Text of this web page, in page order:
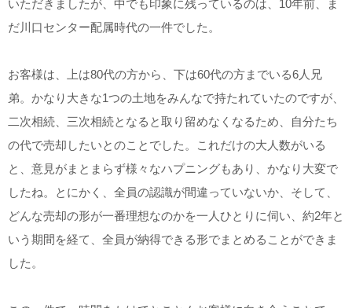
いただきましたが、中でも印象に残っているのは、10年前、ま
だ川口センター配属時代の一件でした。
お客様は、上は80代の方から、下は60代の方までいる6人兄
弟。かなり大きな1つの土地をみんなで持たれていたのですが、
二次相続、三次相続となると取り留めなくなるため、自分たち
の代で売却したいとのことでした。これだけの大人数がいる
と、意見がまとまらず様々なハプニングもあり、かなり大変で
したね。とにかく、全員の認識が間違っていないか、そして、
どんな売却の形が一番理想なのかを一人ひとりに伺い、約2年と
いう期間を経て、全員が納得できる形でまとめることができま
した。